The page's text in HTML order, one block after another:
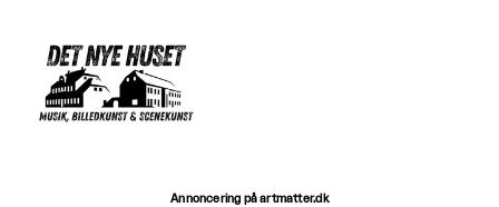
Annoncering på artmatter.dk